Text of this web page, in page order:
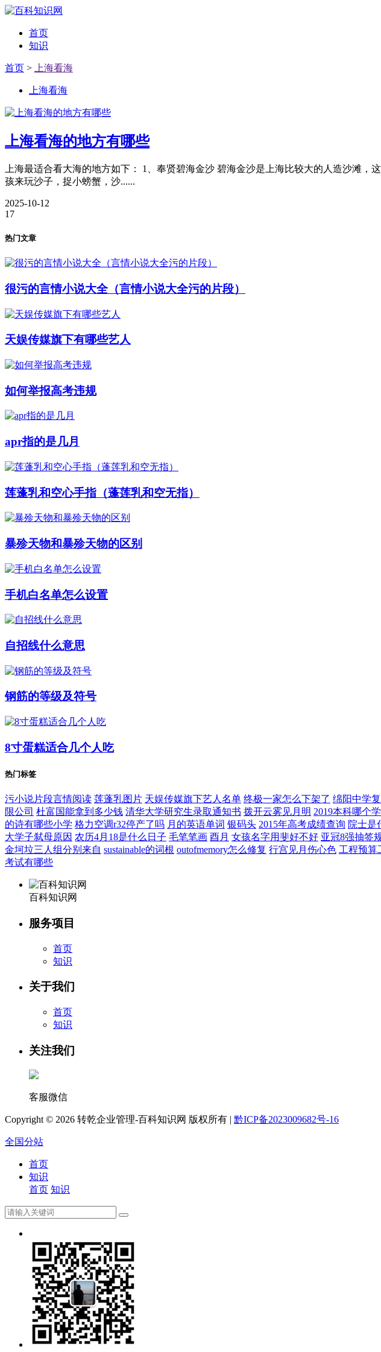
首页
知识
首页 > 上海看海
上海看海
上海看海的地方有哪些
上海最适合看大海的地方如下： 1、奉贤碧海金沙 碧海金沙是上海比较大的人造沙滩
孩来玩沙子，捉小螃蟹，沙......
2025-10-12
17
热门文章
很污的言情小说大全（言情小说大全污的片段）
天娱传媒旗下有哪些艺人
如何举报高考违规
apr指的是几月
莲蓬乳和空心手指（蓬莲乳和空无指）
暴殄天物和暴殄天物的区别
手机白名单怎么设置
自招线什么意思
钢筋的等级及符号
8寸蛋糕适合几个人吃
热门标签
污小说片段言情阅读 莲蓬乳图片 天娱传媒旗下艺人名单 终极一家怎么下架了 绵阳中学
限公司 杜富国能拿到多少钱 清华大学研究生录取通知书 拨开云雾见月明 2019本科哪个
的诗有哪些小学 格力空调r32停产了吗 月的英语单词 银码头 2015年高考成绩查询 院士是
大学子弑母原因 农历4月18是什么日子 毛笔笔画 酉月 女孩名字用斐好不好 亚冠8强抽签
金坷垃三人组分别来自 sustainable的词根 outofmemory怎么修复 行宫见月伤心色 工程预算
考试有哪些
百科知识网
服务项目
首页
知识
关于我们
首页
知识
关注我们
客服微信
Copyright © 2026 转乾企业管理-百科知识网 版权所有 | 黔ICP备2023009682号-16
全国分站
首页
知识
首页 知识